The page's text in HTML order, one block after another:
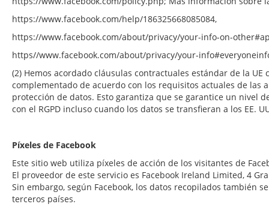
https://www.facebook.com/help/186325668085084,
https://www.facebook.com/about/privacy/your-info-on-
https//www.facebook.com/about/privacy/your-
(2) Hemos acordado cláusulas contractuales estándar de la UE
complementado de acuerdo con los requisitos actuales de las
protección de datos. Esto garantiza que se garantice un nivel
con el RGPD incluso cuando los datos se transfieran a los EE.
Píxeles de Facebook
Este sitio web utiliza píxeles de acción de los visitantes de
El proveedor de este servicio es Facebook Ireland Limited, 4
Sin embargo, según Facebook, los datos recopilados también
terceros países.